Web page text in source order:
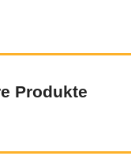
Produkte